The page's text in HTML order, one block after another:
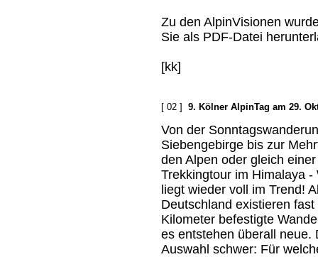
Zu den AlpinVisionen
Sie als PDF-Datei
[kk]
[ 02 ] 9. Kölner AlpinTag am 29.
Von der
Siebengebirge bis zur
den Alpen oder gleich einer
Trekkingtour im Himalaya -
liegt wieder voll im Trend!
Deutschland existieren fast
Kilometer befestigte
es entstehen überall neue.
Auswahl schwer: Für